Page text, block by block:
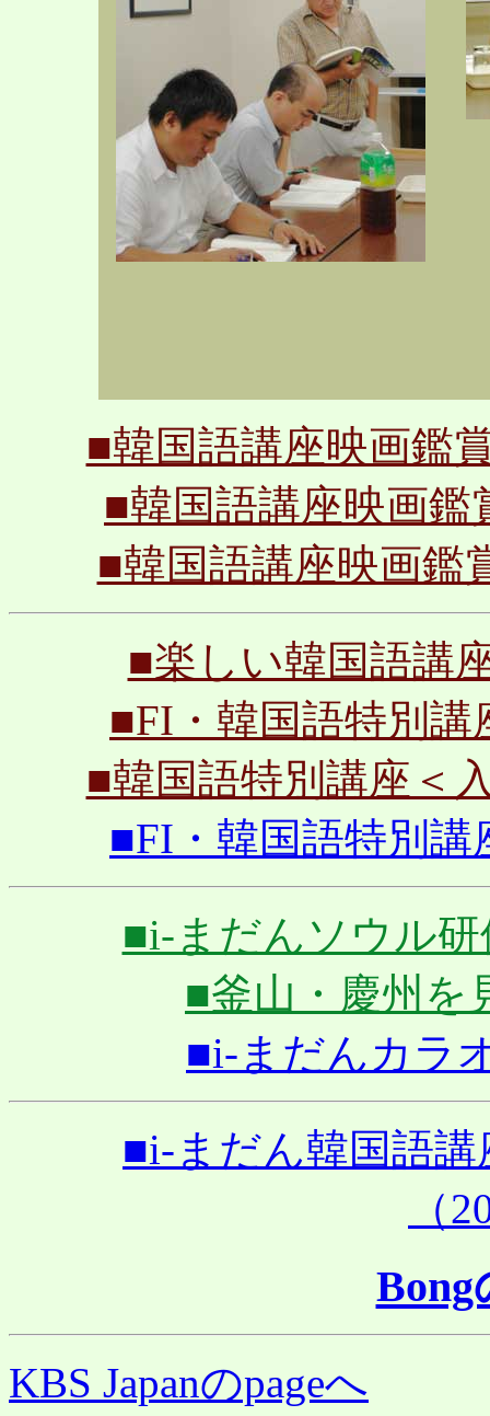
■韓国語講座映画鑑
■韓国語講座映画鑑
■韓国語講座映画鑑
■楽しい韓国語講
■FI・韓国語特別講
■韓国語特別講座＜
■FI・韓国語特別講
■i-まだんソウル研
■釜山・慶州を
■i-まだんカラ
■i-まだん韓国語
（
Bong
KBS Japanのpageへ